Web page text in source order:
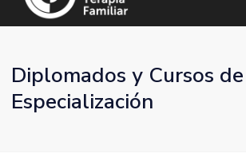
Diplomados y Cursos de
Especialización